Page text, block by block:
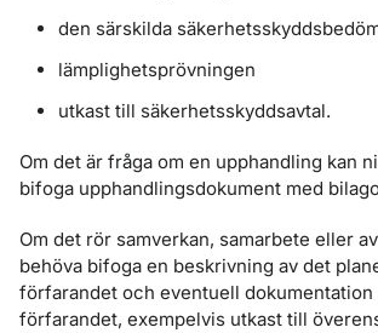
den särskilda
lämplighetsprövningen
utkast till säkerhetsskyddsavtal.
Om det är fråga om en upphandling kan
bifoga upphandlingsdokument med
Om det rör samverkan, samarbete eller
behöva bifoga en beskrivning av det
förfarandet och eventuell dokumentation
förfarandet, exempelvis utkast till